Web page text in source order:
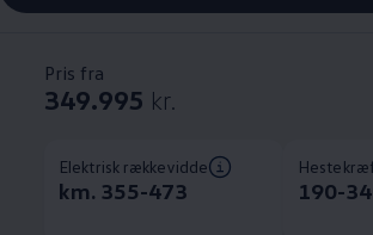
Pris fra
349.995 kr.
Elektrisk rækkevidde
km. 355-473 190-